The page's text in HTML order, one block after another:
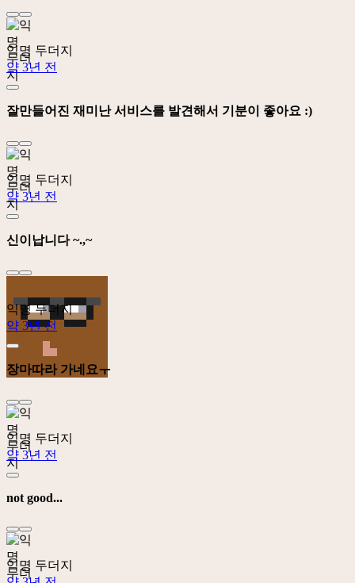
익명 두더지
약 3년 전
잘만들어진 재미난 서비스를 발견해서 기분이 좋아요 :)
익명 두더지
약 3년 전
신이납니다 ~.,~
익명 두더지
약 3년 전
장마따라 가네요ㅜ
익명 두더지
약 3년 전
not good...
익명 두더지